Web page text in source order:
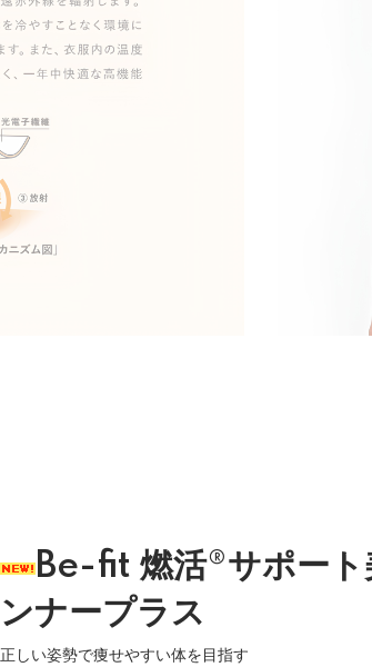
Be-fit 燃活®サポート
ンナープラス
正しい姿勢で痩せやすい体を目指す